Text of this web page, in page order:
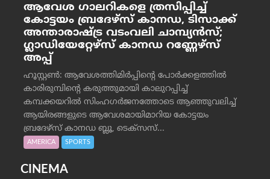
ആവേശ ഗാലറികളെ ത്രസിപ്പിച്ച്
കോട്ടയം ബ്രദേഴ്‌സ് കാനഡ, ടിസാക്ക്
അന്താരാഷ്ട്ര വടംവലി ചാമ്പ്യന്‍സ്;
ഗ്ലാഡിയേറ്റേഴ്‌സ് കാനഡ റണ്ണേഴ്‌സ്
അപ്പ്
ഹൂസ്റ്റണ്‍: ആവേശത്തിമിര്‍പ്പിന്റെ പോര്‍ക്കളത്തില്‍
കാരിരുമ്പിന്റെ കരുത്തുമായി കാലുറപ്പിച്ച്
കമ്പക്കയറില്‍ സിംഹഗര്‍ജനത്തോടെ ആഞ്ഞുവലിച്ച്
ആയിരങ്ങളുടെ ആവേശമായിമാറിയ കോട്ടയം
ബ്രദേഴ്‌സ് കാനഡ ബ്ലൂ, ടെക്‌സസ്...
AMERICA SPORTS
CINEMA